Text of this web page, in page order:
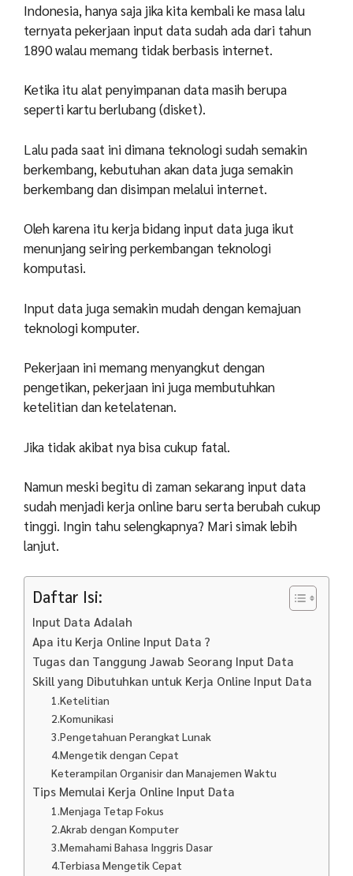
Indonesia, hanya saja jika kita kembali ke masa lalu
ternyata pekerjaan input data sudah ada dari tahun
1890 walau memang tidak berbasis internet.
Ketika itu alat penyimpanan data masih berupa
seperti kartu berlubang (disket).
Lalu pada saat ini dimana teknologi sudah semakin
berkembang, kebutuhan akan data juga semakin
berkembang dan disimpan melalui internet.
Oleh karena itu kerja bidang input data juga ikut
menunjang seiring perkembangan teknologi
komputasi.
Input data juga semakin mudah dengan kemajuan
teknologi komputer.
Pekerjaan ini memang menyangkut dengan
pengetikan, pekerjaan ini juga membutuhkan
ketelitian dan ketelatenan.
Jika tidak akibat nya bisa cukup fatal.
Namun meski begitu di zaman sekarang input data
sudah menjadi kerja online baru serta berubah cukup
tinggi. Ingin tahu selengkapnya? Mari simak lebih
lanjut.
Daftar Isi:
Input Data Adalah
Apa itu Kerja Online Input Data ?
Tugas dan Tanggung Jawab Seorang Input Data
Skill yang Dibutuhkan untuk Kerja Online Input Data
1.Ketelitian
2.Komunikasi
3.Pengetahuan Perangkat Lunak
4.Mengetik dengan Cepat
Keterampilan Organisir dan Manajemen Waktu
Tips Memulai Kerja Online Input Data
1.Menjaga Tetap Fokus
2.Akrab dengan Komputer
3.Memahami Bahasa Inggris Dasar
4.Terbiasa Mengetik Cepat